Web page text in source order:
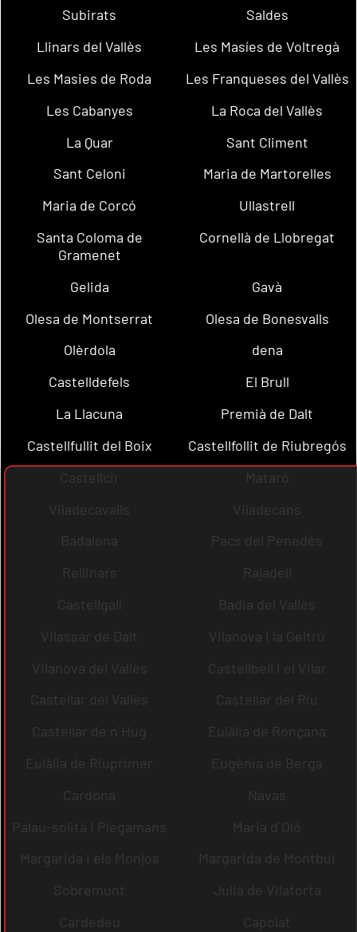
Subirats
Saldes
Llinars del Vallès
Les Masíes de Voltregà
Les Masies de Roda
Les Franqueses del Vallès
Les Cabanyes
La Roca del Vallès
La Quar
Sant Climent
Sant Celoni
Maria de Martorelles
Maria de Corcó
Ullastrell
Santa Coloma de
Gramenet
Cornellà de Llobregat
Gelida
Gavà
Olesa de Montserrat
Olesa de Bonesvalls
Olèrdola
dena
Castelldefels
El Brull
La Llacuna
Premià de Dalt
Castellfullit del Boix
Castellfollit de Riubregós
Castellcir
Mataró
Viladecavalls
Viladecans
Badalona
Pacs del Penedès
Rellinars
Rajadell
Castellgalí
Badia del Vallès
Vilassar de Dalt
Vilanova i la Geltrú
Vilanova del Vallès
Castellbell i el Vilar
Castellar del Vallès
Castellar del Riu
Castellar de n´Hug
Eulàlia de Ronçana
Eulàlia de Riuprimer
Eugènia de Berga
Cardona
Navas
Palau-solità i Plegamans
Maria d´Oló
Margarida i els Monjos
Margarida de Montbui
Sobremunt
Julià de Vilatorta
Cardedeu
Capolat